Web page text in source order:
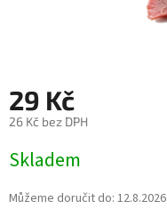
29 Kč
26 Kč bez DPH
cena:
Skladem
Můžeme doručit do: 12.8.2026